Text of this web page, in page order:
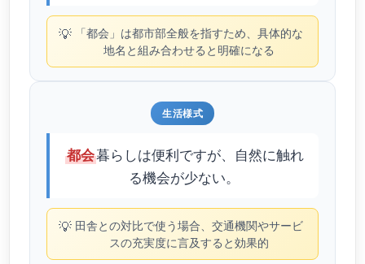
💡 「都会」は都市部全般を指すため、具体的な
地名と組み合わせると明確になる
生活様式
都会暮らしは便利ですが、自然に触れ
る機会が少ない。
💡 田舎との対比で使う場合、交通機関やサービ
スの充実度に言及すると効果的